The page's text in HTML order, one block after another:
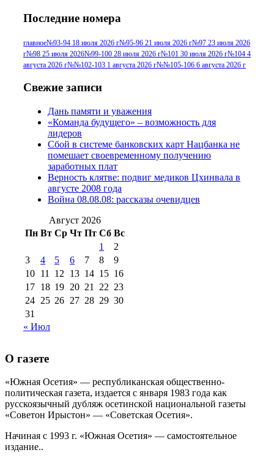
июля 2017 г(11)№96 9 августа 2012
г(13) №96 28 июля 2015 г(9) №96+97 3
июля 2014 г(10)№96+97 30 июля
июля 2017 г
2012 г(15)№97 30 июля 2015 г
(15)№98 1 августа 2015 г
августа 2016 г(10)№98 5 июля 2014 г(10)
№98 8 августа 2013 г
августа 2012 г(14)
2017 г(9)
№99 4 августа
2016 г(12) №99 8 июля 2014 г
августа 2012 г(11)
августа 2013 г
(12)
Последние номера
главное№93-94 18 июля 2026 г№95-96 21 июля 2026 г№97 23 июля 2026
г№98 25 июля 2026№99-100 28 июля 2026 г№101 30 июля 2026 г№104 4
августа 2026 г№№102-103 1 августа 2026 г№№105-106 6 августа 2026 г
Свежие записи
Дань памяти и уважения
«Команда будущего» – возможность для
лидеров
Сбой в системе банковских карт Нацбанка не
помешает своевременному получению
заработных плат
Верность клятве: подвиг медиков Цхинвала в
августе 2008 года
Война 08.08.08: рассказы очевидцев
Август 2026
Пн Вт Ср Чт Пт Сб Вс
1
2
3
4 5 6 7 8
9
10 11 12 13 14 15 16
17 18 19 20 21 22 23
24 25 26 27 28 29 30
31
« Июл
О газете
«Южная Осетия» — республиканская общественно-
политическая газета, издается с января 1983 года как
русскоязычный дубляж осетинской национальной газеты
«Советон Ирыстон» — «Советская Осетия».
Начиная с 1993 г. «Южная Осетия» — самостоятельное
издание..